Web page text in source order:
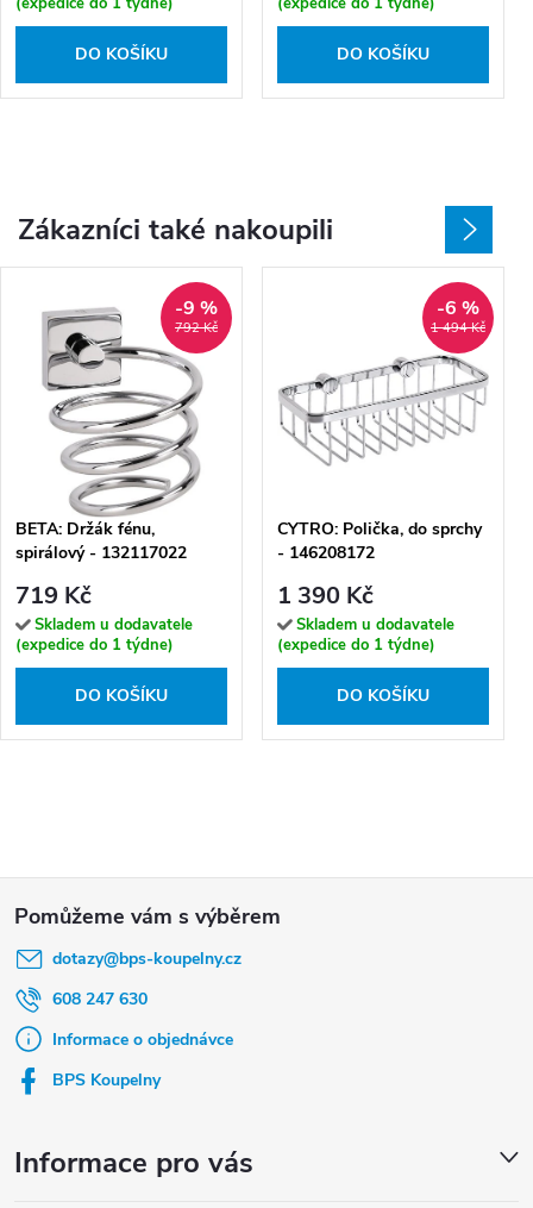
DO KOŠÍKU DO KOŠÍKU
Zákazníci také nakoupili
792 Kč
-9 %
BETA: Držák fénu,
spirálový - 132117022
719 Kč
Skladem u dodavatele
(expedice do 1 týdne)
DO KOŠÍKU
1 494 Kč
-6 %
CYTRO: Polička, do sprchy
- 146208172
1 390 Kč
Skladem u dodavatele
(expedice do 1 týdne)
DO KOŠÍKU
dotazy@bps-koupelny.cz
608 247 630
Informace o objednávce
BPS Koupelny
Informace pro vás